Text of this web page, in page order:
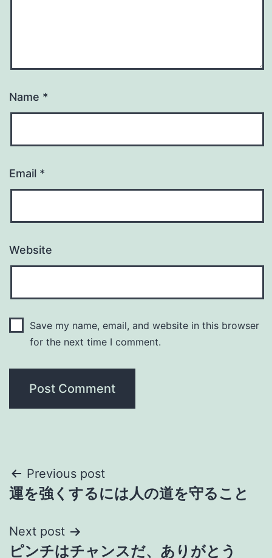
Name *
Email *
Website
Save my name, email, and website in this browser
for the next time I comment.
Post
navigation
Previous post
運を強くするには人の道を守ること
Next post
ピンチはチャンスだ、ありがとう